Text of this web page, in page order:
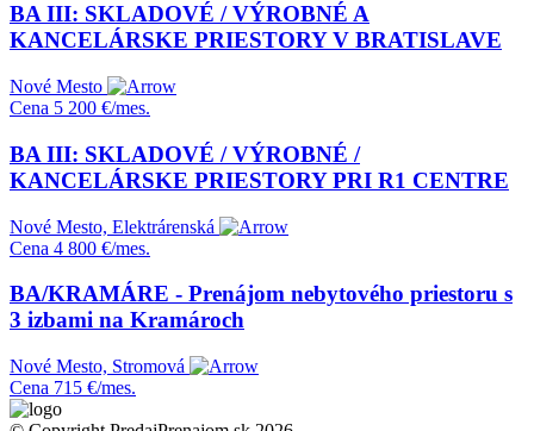
BA III: SKLADOVÉ / VÝROBNÉ A
KANCELÁRSKE PRIESTORY V BRATISLAVE
Nové Mesto
Cena 5 200 €/mes.
BA III: SKLADOVÉ / VÝROBNÉ /
KANCELÁRSKE PRIESTORY PRI R1 CENTRE
Nové Mesto, Elektrárenská
Cena 4 800 €/mes.
BA/KRAMÁRE - Prenájom nebytového priestoru s
3 izbami na Kramároch
Nové Mesto, Stromová
Cena 715 €/mes.